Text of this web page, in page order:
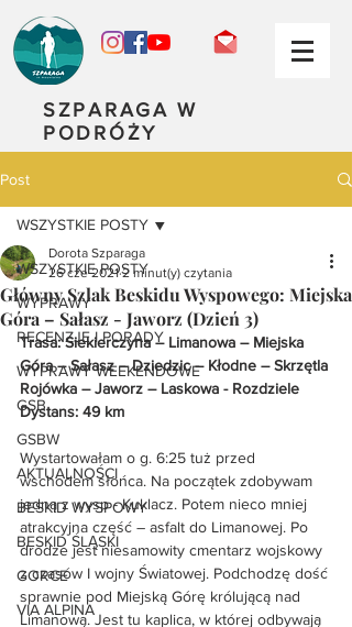
SZPARAGA W
PODRÓŻY
Post
WSZYSTKIE POSTY
WYPRAWY
RECENZJE I PORADY
WYPRAWY WEEKENDOWE
GSB
GSBW
AKTUALNOŚCI
BESKID WYSPOWY
BESKID ŚLĄSKI
GORCE
VIA ALPINA
WSZYSTKIE POSTY
Główny Szlak Beskidu Wyspowego: Miejska
Góra – Sałasz - Jaworz (Dzień 3)
Dorota Szparaga
26 cze 2021 2 minut(y) czytania
Trasa: Siekierczyna – Limanowa – Miejska
Góra – Sałasz – Dziedzic – Kłodne – Skrzętla
Rojówka – Jaworz – Laskowa - Rozdziele
Dystans: 49 km
Wystartowałam o g. 6:25 tuż przed
wschodem słońca. Na początek zdobywam
jedną z wysp - Kuklacz. Potem nieco mniej
atrakcyjna część – asfalt do Limanowej. Po
drodze jest niesamowity cmentarz wojskowy
z czasów I wojny Światowej. Podchodzę dość
sprawnie pod Miejską Górę królującą nad
Limanową. Jest tu kaplica, w której odbywają